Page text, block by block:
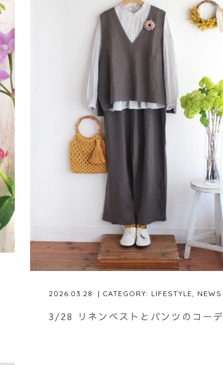
2026.03.28 | CATEGORY: LIFESTYLE, NEWS
3/28 リネンベストとパンツのコーデ